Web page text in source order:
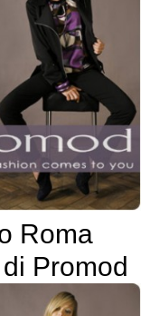
Roma
Promod